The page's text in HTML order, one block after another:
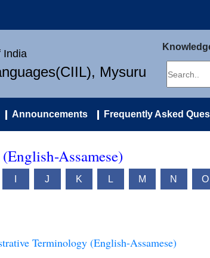
India
Mysuru
Announcements Frequently Asked
Assamese)
J K L M N O
Terminology (English-Assamese)